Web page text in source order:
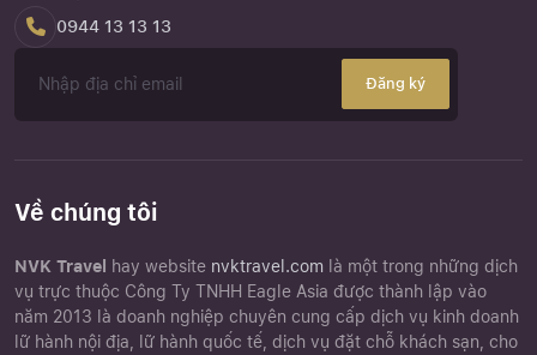
0944 13 13 13
Đăng ký
Về chúng tôi
NVK Travel hay website nvktravel.com là một trong những dịch
vụ trực thuộc Công Ty TNHH Eagle Asia được thành lập vào
năm 2013 là doanh nghiệp chuyên cung cấp dịch vụ kinh doanh
lữ hành nội địa, lữ hành quốc tế, dịch vụ đặt chỗ khách sạn, cho